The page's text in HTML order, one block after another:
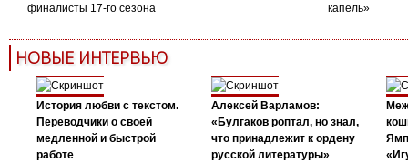
финалисты 17-го сезона
капель»
НОВЫЕ ИНТЕРВЬЮ
История любви с текстом.
Переводчики о своей
медленной и быстрой
работе
Алексей Варламов:
«Булгаков роптал, но знал,
что принадлежит к ордену
русской литературы»